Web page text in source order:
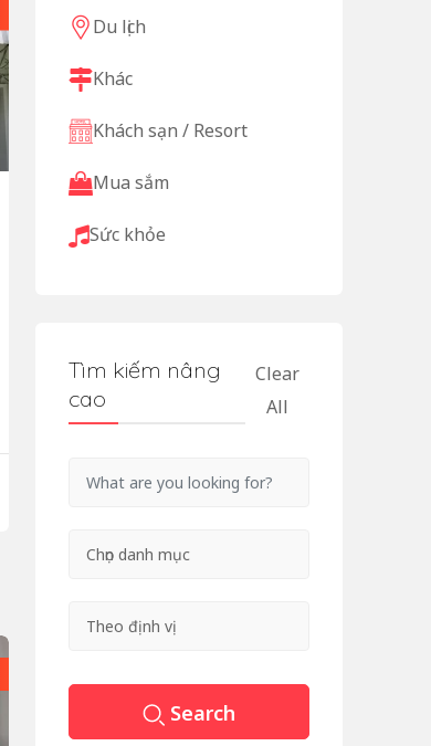
Du lịch
Khác
Khách sạn / Resort
Mua sắm
Sức khỏe
Tìm kiếm nâng
cao
Clear
All
Search